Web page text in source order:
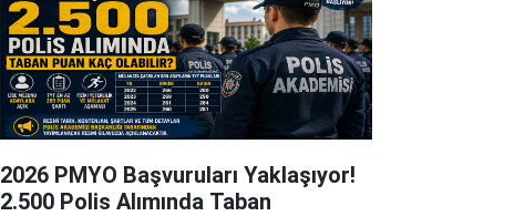
2026 PMYO Başvuruları Yaklaşıyor!
2.500 Polis Alımında Taban